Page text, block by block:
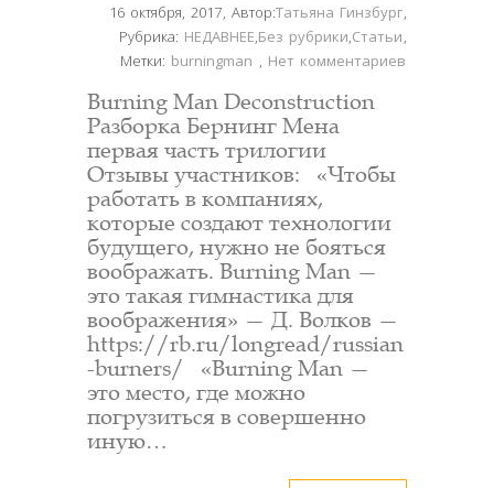
16 октября, 2017, Автор:Татьяна Гинзбург,
Рубрика: НЕДАВНЕЕ,Без рубрики,Статьи,
Метки: burningman , Нет комментариев
Burning Man Deconstruction
Разборка Бернинг Мена
первая часть трилогии
Отзывы участников: «Чтобы
работать в компаниях,
которые создают технологии
будущего, нужно не бояться
воображать. Burning Man —
это такая гимнастика для
воображения» — Д. Волков —
https://rb.ru/longread/russian
-burners/ «Burning Man —
это место, где можно
погрузиться в совершенно
иную…